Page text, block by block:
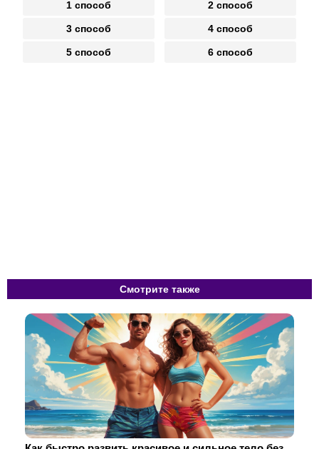
1 способ 2 способ
3 способ 4 способ
5 способ 6 способ
Смотрите также